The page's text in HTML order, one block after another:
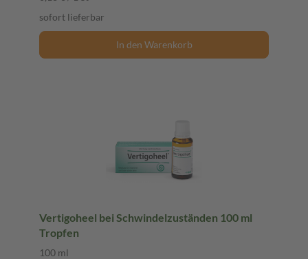
sofort lieferbar
In den Warenkorb
Vertigoheel bei Schwindelzuständen 100 ml
Tropfen
100 ml